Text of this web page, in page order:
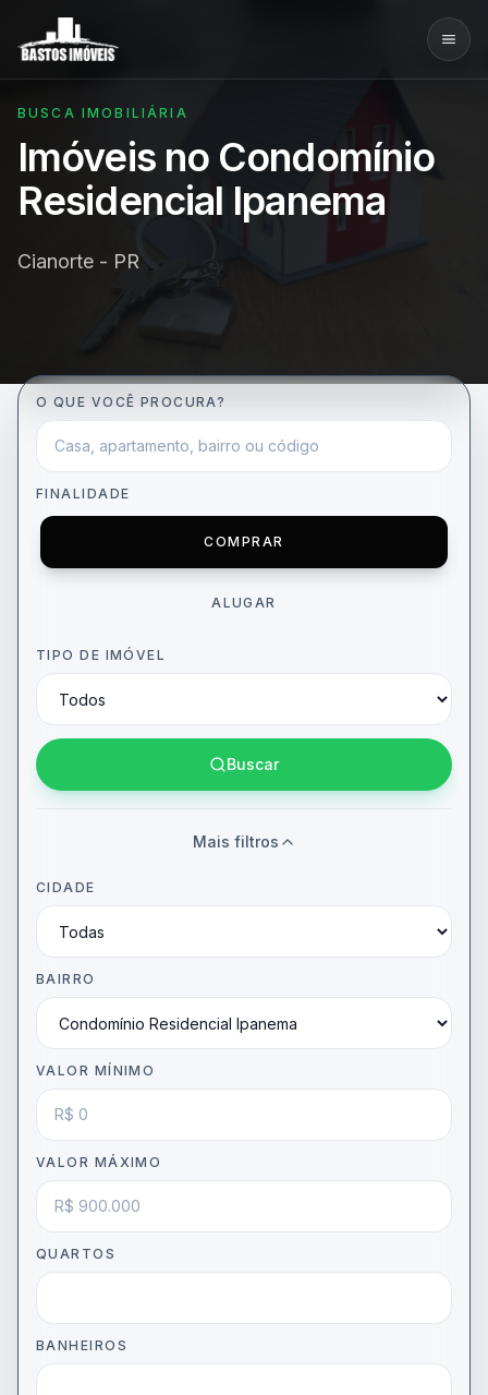
BUSCA IMOBILIÁRIA
Imóveis no Condomínio
Residencial Ipanema
Cianorte - PR
O QUE VOCÊ PROCURA?
FINALIDADE
COMPRAR
ALUGAR
TIPO DE IMÓVEL
Buscar
Mais filtros
CIDADE
BAIRRO
VALOR MÍNIMO
VALOR MÁXIMO
QUARTOS
BANHEIROS